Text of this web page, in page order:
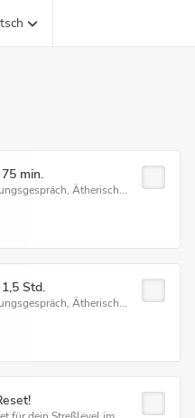
min.
Ätherisch...
Std.
Ätherisch...